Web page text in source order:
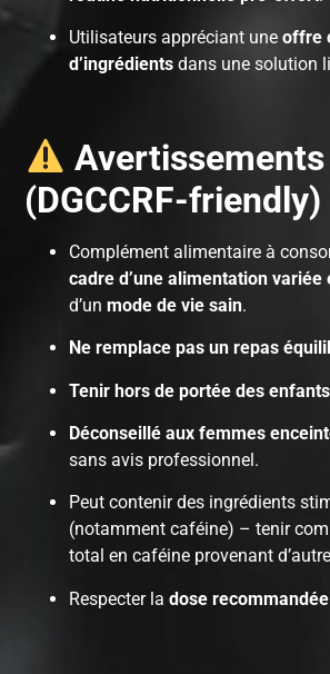
Utilisateurs appréciant uneoffre
d’ingrédients dans une solution
(DGCCRF-friendly)
Complément alimentaire à
cadre d’une alimentation variée
d’unmode de vie sain.
Ne remplace pas un repas
Tenir hors de portée des
Déconseillé aux femmes
sans avis professionnel.
Peut contenir des ingrédients
(notamment caféine) – tenir
total en caféine provenant
Respecter ladose recommandée